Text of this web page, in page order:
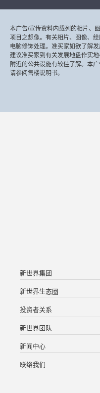
本广告/宣传资料内载列的相片、
项目之想像。有关相片、图像、
电脑修饰处理。准买家如欲了解
建议准买家到有关发展地盘作实
附近的公共设施有较佳了解。本
请参阅售楼说明书。
新世界集团
新世界生态圈
投资者关系
新世界团队
新闻中心
联络我们